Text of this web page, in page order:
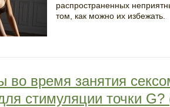
распространенных
том, как можно их избежать.
во время занятия
стимуляции точки G?